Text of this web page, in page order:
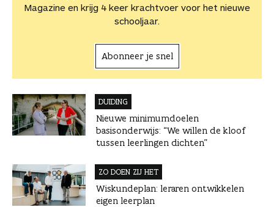
Magazine en krijg 4 keer krachtvoer voor het nieuwe
schooljaar.
Abonneer je snel
DUIDING
Nieuwe minimumdoelen
basisonderwijs: “We willen de kloof
tussen leerlingen dichten”
ZO DOEN ZIJ HET
Wiskundeplan: leraren ontwikkelen
eigen leerplan